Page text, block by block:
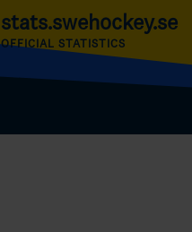
stats.swehockey.se
OFFICIAL STATISTICS